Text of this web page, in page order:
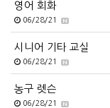
영어 회화
06/28/21
시니어 기타 교실
06/28/21
농구 렛슨
06/28/21